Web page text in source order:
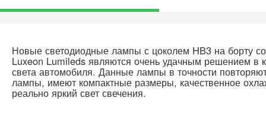
Новые светодиодные лампы с цоколем HB3 на борту
Luxeon Lumileds являются очень удачным решением в
света автомобиля. Данные лампы в точности
лампы, имеют компактные размеры, качественное
реально яркий свет свечения.